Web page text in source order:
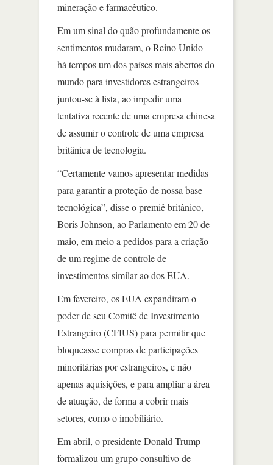
mineração e farmacêutico.
Em um sinal do quão profundamente os
sentimentos mudaram, o Reino Unido –
há tempos um dos países mais abertos do
mundo para investidores estrangeiros –
juntou-se à lista, ao impedir uma
tentativa recente de uma empresa chinesa
de assumir o controle de uma empresa
britânica de tecnologia.
“Certamente vamos apresentar medidas
para garantir a proteção de nossa base
tecnológica”, disse o premiê britânico,
Boris Johnson, ao Parlamento em 20 de
maio, em meio a pedidos para a criação
de um regime de controle de
investimentos similar ao dos EUA.
Em fevereiro, os EUA expandiram o
poder de seu Comitê de Investimento
Estrangeiro (CFIUS) para permitir que
bloqueasse compras de participações
minoritárias por estrangeiros, e não
apenas aquisições, e para ampliar a área
de atuação, de forma a cobrir mais
setores, como o imobiliário.
Em abril, o presidente Donald Trump
formalizou um grupo consultivo de